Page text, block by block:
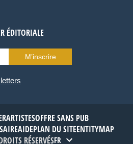
ÉDITORIALE
M’inscrire
ARTISTESOFFRE SANS PUB
AIDEPLAN DU SITEENTITYMAP
RÉSERVÉSFR